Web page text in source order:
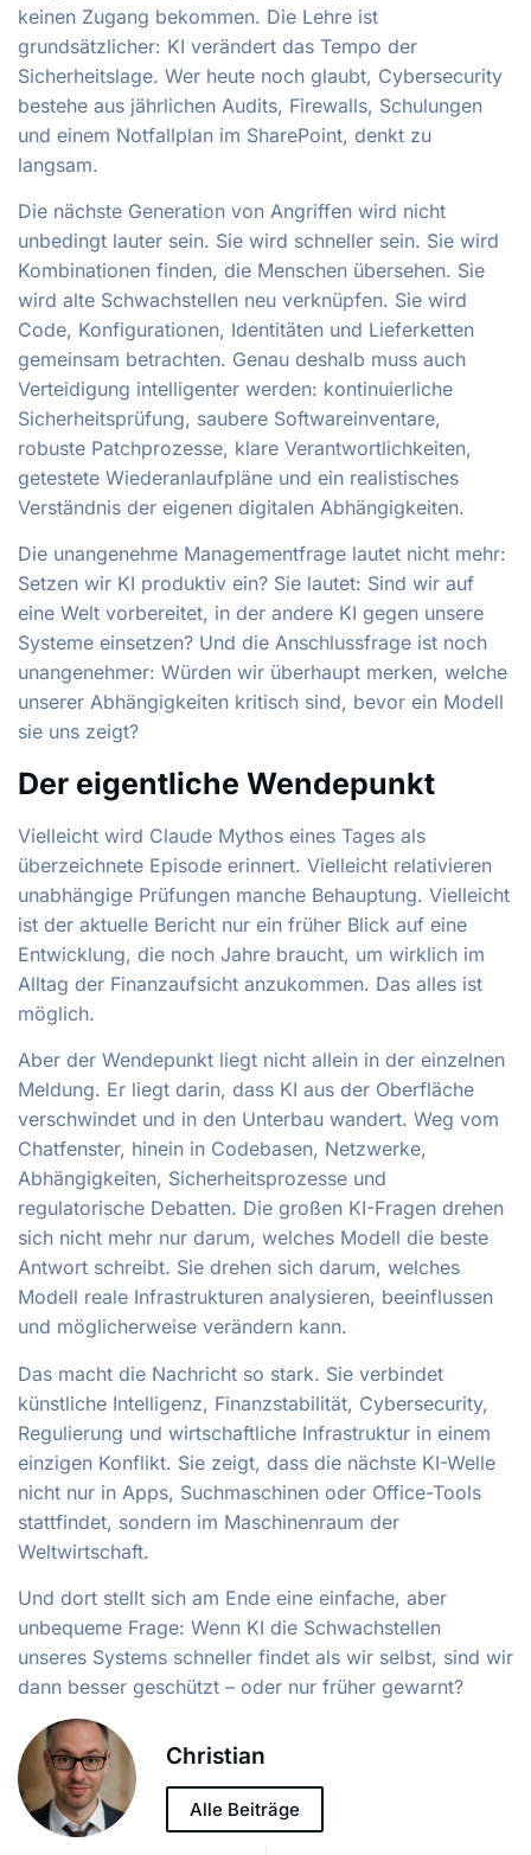
keinen Zugang bekommen. Die Lehre ist
grundsätzlicher: KI verändert das Tempo der
Sicherheitslage. Wer heute noch glaubt, Cybersecurity
bestehe aus jährlichen Audits, Firewalls, Schulungen
und einem Notfallplan im SharePoint, denkt zu
langsam.
Die nächste Generation von Angriffen wird nicht
unbedingt lauter sein. Sie wird schneller sein. Sie wird
Kombinationen finden, die Menschen übersehen. Sie
wird alte Schwachstellen neu verknüpfen. Sie wird
Code, Konfigurationen, Identitäten und Lieferketten
gemeinsam betrachten. Genau deshalb muss auch
Verteidigung intelligenter werden: kontinuierliche
Sicherheitsprüfung, saubere Softwareinventare,
robuste Patchprozesse, klare Verantwortlichkeiten,
getestete Wiederanlaufpläne und ein realistisches
Verständnis der eigenen digitalen Abhängigkeiten.
Die unangenehme Managementfrage lautet nicht mehr:
Setzen wir KI produktiv ein? Sie lautet: Sind wir auf
eine Welt vorbereitet, in der andere KI gegen unsere
Systeme einsetzen? Und die Anschlussfrage ist noch
unangenehmer: Würden wir überhaupt merken, welche
unserer Abhängigkeiten kritisch sind, bevor ein Modell
sie uns zeigt?
Der eigentliche Wendepunkt
Vielleicht wird Claude Mythos eines Tages als
überzeichnete Episode erinnert. Vielleicht relativieren
unabhängige Prüfungen manche Behauptung. Vielleicht
ist der aktuelle Bericht nur ein früher Blick auf eine
Entwicklung, die noch Jahre braucht, um wirklich im
Alltag der Finanzaufsicht anzukommen. Das alles ist
möglich.
Aber der Wendepunkt liegt nicht allein in der einzelnen
Meldung. Er liegt darin, dass KI aus der Oberfläche
verschwindet und in den Unterbau wandert. Weg vom
Chatfenster, hinein in Codebasen, Netzwerke,
Abhängigkeiten, Sicherheitsprozesse und
regulatorische Debatten. Die großen KI-Fragen drehen
sich nicht mehr nur darum, welches Modell die beste
Antwort schreibt. Sie drehen sich darum, welches
Modell reale Infrastrukturen analysieren, beeinflussen
und möglicherweise verändern kann.
Das macht die Nachricht so stark. Sie verbindet
künstliche Intelligenz, Finanzstabilität, Cybersecurity,
Regulierung und wirtschaftliche Infrastruktur in einem
einzigen Konflikt. Sie zeigt, dass die nächste KI-Welle
nicht nur in Apps, Suchmaschinen oder Office-Tools
stattfindet, sondern im Maschinenraum der
Weltwirtschaft.
Und dort stellt sich am Ende eine einfache, aber
unbequeme Frage: Wenn KI die Schwachstellen
unseres Systems schneller findet als wir selbst, sind wir
dann besser geschützt – oder nur früher gewarnt?
Christian
Alle Beiträge